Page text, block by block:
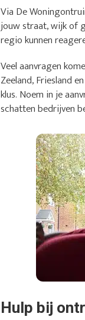
Via De
jouw straat, wijk of
regio kunnen
Veel aanvragen
Zeeland, Friesland
klus. Noem in je
schatten bedrijven
Hulp bij